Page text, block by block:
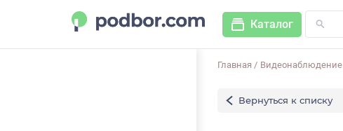
Каталог
Главная / Видеонаблюдение
Вернуться к списку